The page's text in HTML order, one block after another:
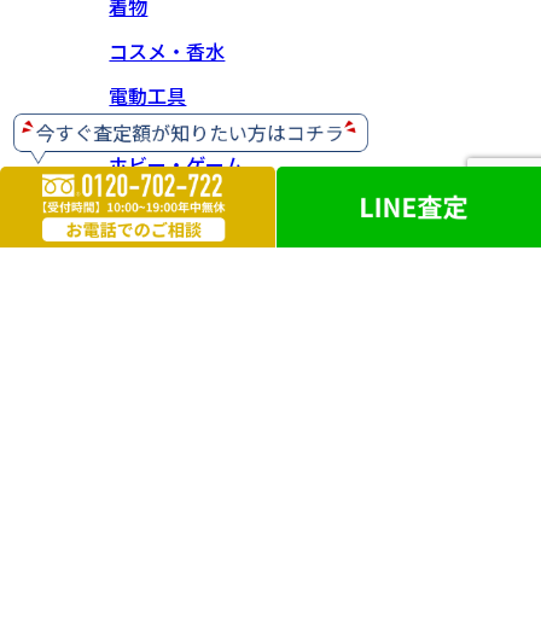
コスメ・香水
電動工具
ホビー・ゲーム
楽器
お酒